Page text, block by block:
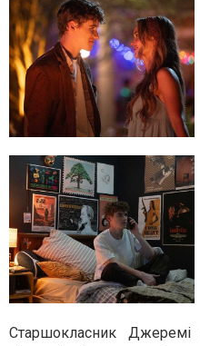
Старшокласник Джеремі